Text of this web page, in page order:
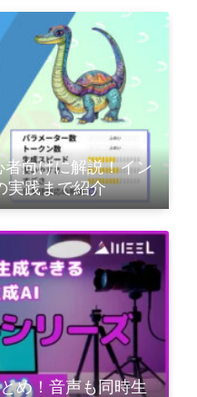
向けに解説！イン
実践まで紹介
め！音声も同時生